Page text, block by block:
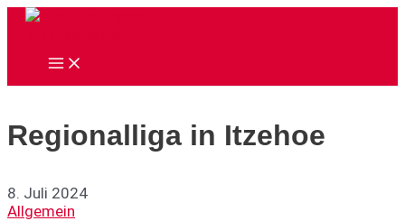
Zum
Main
Regionalliga in Itzehoe
8. Juli 2024
Allgemein